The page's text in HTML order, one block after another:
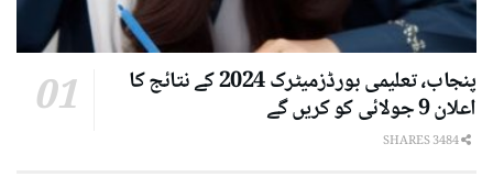
پنجاب، تعلیمی بورڈزمیٹرک 2024 کے نتائج کا
اعلان 9 جولائی کو کریں گے